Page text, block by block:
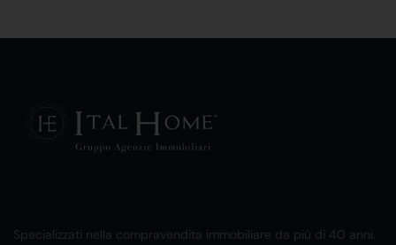
Specializzati nella compravendita immobiliare da più di 40 anni.